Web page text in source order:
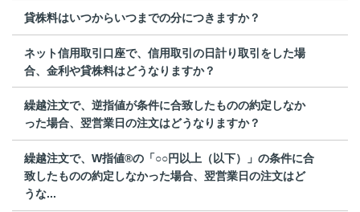
貸株料はいつからいつまでの分につきますか？
ネット信用取引口座で、信用取引の日計り取引をした場
合、金利や貸株料はどうなりますか？
繰越注文で、逆指値が条件に合致したものの約定しなか
った場合、翌営業日の注文はどうなりますか？
繰越注文で、W指値®の「○○円以上（以下）」の条件に合
致したものの約定しなかった場合、翌営業日の注文はど
うな...